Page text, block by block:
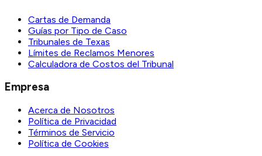
Cartas de Demanda
Guías por Tipo de Caso
Tribunales de Texas
Límites de Reclamos Menores
Calculadora de Costos del Tribunal
Empresa
Acerca de Nosotros
Política de Privacidad
Términos de Servicio
Política de Cookies